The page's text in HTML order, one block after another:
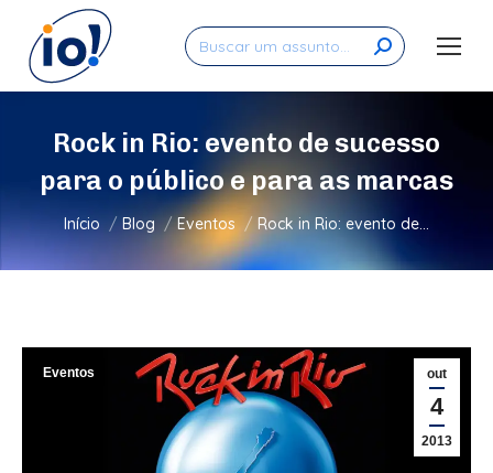
Search:
Rock in Rio: evento de sucesso
para o público e para as marcas
Você está aqui:
Início Blog Eventos Rock in Rio: evento de…
out
4
2013
Eventos